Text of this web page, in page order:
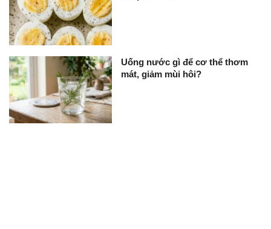
Uống nước gì để cơ thể thơm
mát, giảm mùi hôi?